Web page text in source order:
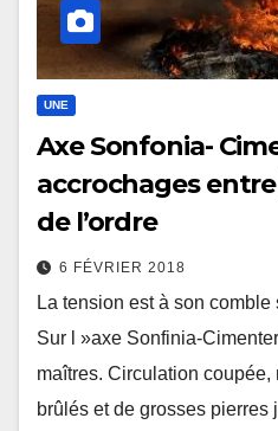
UNE
Axe Sonfonia-
accrochages
de l’ordre
6 FÉVRIER 2018
La tension est à son comble
Sur l »axe Sonfinia-
maîtres. Circulation
brûlés et de grosses